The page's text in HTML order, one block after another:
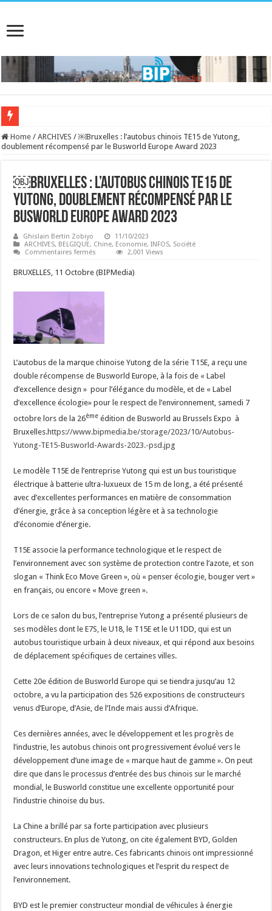
Home / ARCHIVES / ￼Bruxelles : l’autobus chinois TE15 de Yutong,
doublement récompensé par le Busworld Europe Award 2023
￼Bruxelles : l’autobus chinois TE15 de
Yutong, doublement récompensé par le
Busworld Europe Award 2023
Ghislain Bertin Zobiyo
11/10/2023
ARCHIVES, BELGIQUE, Chine, Economie,INFOS, Société
Commentaires fermés
Bruxelles :
l’autobus
TE15
Yutong,
Busworld
Award
2,001 Views
BRUXELLES, 11 Octobre (BIPMedia)
L’autobus de la marque chinoise Yutong de la série T15E, a reçu une
double récompense de Busworld Europe, à la fois de « Label
d’excellence design » pour l’élégance du modèle, et de « Label
d’excellence écologie» pour le respect de l’environnement, samedi 7
octobre lors de la 26ème édition de Busworld au Brussels Expo à
Bruxelles.https://www.bipmedia.be/storage/2023/10/Autobus-
Yutong-TE15-Busworld-Awards-2023.-psd.jpg
Le modèle T15E de l’entreprise Yutong qui est un bus touristique
électrique à batterie ultra-luxueux de 15 m de long, a été présenté
avec d’excellentes performances en matière de consommation
d’énergie, grâce à sa conception légère et à sa technologie
d’économie d’énergie.
T15E associe la performance technologique et le respect de
l’environnement avec son système de protection contre l’azote, et son
slogan « Think Eco Move Green », où « penser écologie, bouger vert »
en français, ou encore « Move green ».
Lors de ce salon du bus, l’entreprise Yutong a présenté plusieurs de
ses modèles dont le E7S, le U18, le T15E et le U11DD, qui est un
autobus touristique urbain à deux niveaux, et qui répond aux besoins
de déplacement spécifiques de certaines villes.
Cette 20e édition de Busworld Europe qui se tiendra jusqu’au 12
octobre, a vu la participation des 526 expositions de constructeurs
venus d’Europe, d’Asie, de l’Inde mais aussi d’Afrique.
Ces dernières années, avec le développement et les progrès de
l’industrie, les autobus chinois ont progressivement évolué vers le
développement d’une image de « marque haut de gamme ». On peut
dire que dans le processus d’entrée des bus chinois sur le marché
mondial, le Busworld constitue une excellente opportunité pour
l’industrie chinoise du bus.
La Chine a brillé par sa forte participation avec plusieurs
constructeurs. En plus de Yutong, on cite également BYD, Golden
Dragon, et Higer entre autre. Ces fabricants chinois ont impressionné
avec leurs innovations technologiques et l’esprit du respect de
l’environnement.
BYD est le premier constructeur mondial de véhicules à énergie